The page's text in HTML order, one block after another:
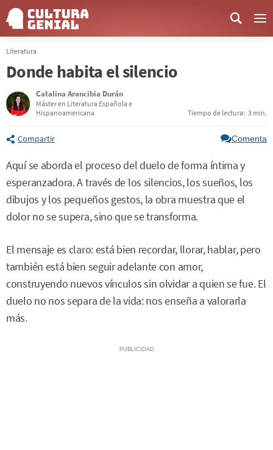
Literatura
Donde habita el silencio
Catalina Arancibia Durán
Máster en Literatura Española e
Hispanoamericana
Tiempo de lectura: 3 min.
Compartir Comenta
Aquí se aborda el proceso del duelo de forma íntima y
esperanzadora. A través de los silencios, los sueños, los
dibujos y los pequeños gestos, la obra muestra que el
dolor no se supera, sino que se transforma.
El mensaje es claro: está bien recordar, llorar, hablar, pero
también está bien seguir adelante con amor,
construyendo nuevos vínculos sin olvidar a quien se fue. El
duelo no nos separa de la vida: nos enseña a valorarla
más.